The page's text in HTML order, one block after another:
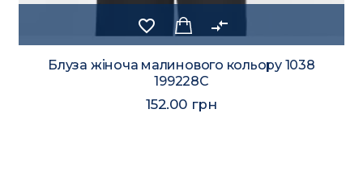
favorite_border compare_arrows
Блуза жіноча малинового кольору 1038
199228C
152.00 грн